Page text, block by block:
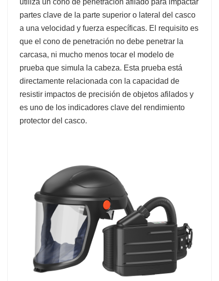
partes clave de la parte superior o lateral del casco
a una velocidad y fuerza específicas. El requisito es
que el cono de penetración no debe penetrar la
carcasa, ni mucho menos tocar el modelo de
prueba que simula la cabeza. Esta prueba está
directamente relacionada con la capacidad de
resistir impactos de precisión de objetos afilados y
es uno de los indicadores clave del rendimiento
protector del casco.